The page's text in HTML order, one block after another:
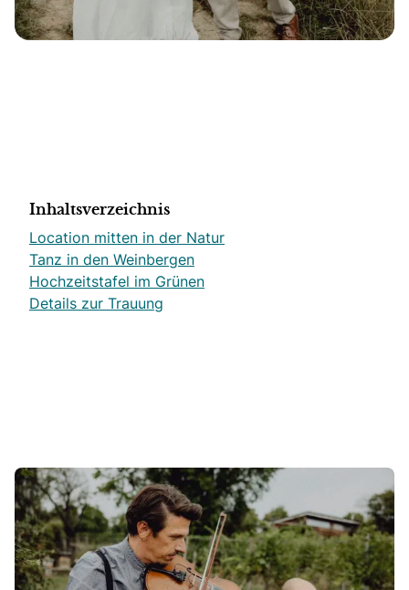
Inhaltsverzeichnis
Location mitten in der Natur
Tanz in den Weinbergen
Hochzeitstafel im Grünen
Details zur Trauung